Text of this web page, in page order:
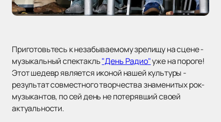
Приготовьтесь к незабываемому зрелищу на сцене -
музыкальный спектакль"День Радио"уже на пороге!
Этот шедевр является иконой нашей культуры -
результат совместного творчества знаменитых рок-
музыкантов, по сей день не потерявший своей
актуальности.